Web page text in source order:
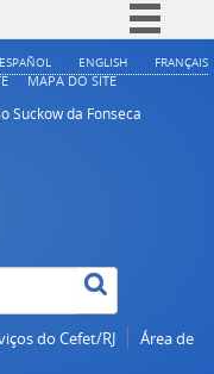
Simplifique!
ESPAÑOL ENGLISH FRANÇAIS
MAPA DO SITE
Suckow da Fonseca
do Cefet/RJ
Área de